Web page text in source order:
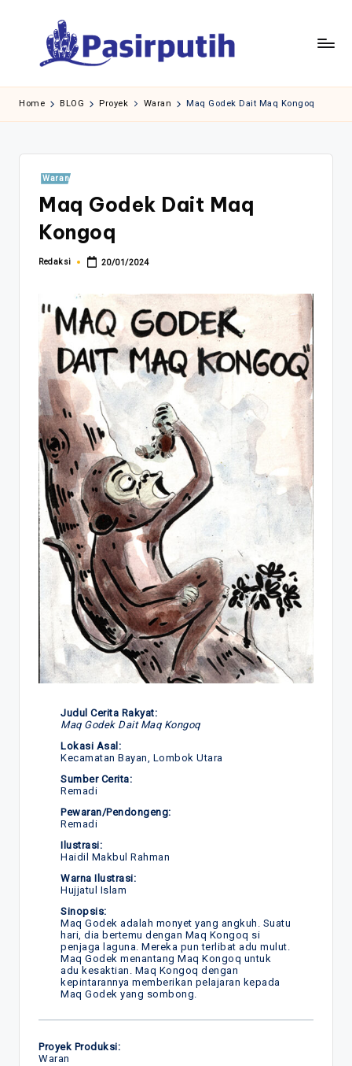
Home BLOG Proyek Waran Maq Godek Dait Maq Kongoq
Posted
in
Waran
Maq Godek Dait Maq
Kongoq
Posted
Redaksi 20/01/2024
Judul Cerita Rakyat:
Maq Godek Dait Maq Kongoq
Lokasi Asal:
Kecamatan Bayan, Lombok Utara
Sumber Cerita:
Remadi
Pewaran/Pendongeng:
Remadi
Ilustrasi:
Haidil Makbul Rahman
Warna Ilustrasi:
Hujjatul Islam
Sinopsis:
Maq Godek adalah monyet yang angkuh. Suatu
hari, dia bertemu dengan Maq Kongoq si
penjaga laguna. Mereka pun terlibat adu mulut.
Maq Godek menantang Maq Kongoq untuk
adu kesaktian. Maq Kongoq dengan
kepintarannya memberikan pelajaran kepada
Maq Godek yang sombong.
Proyek Produksi:
Waran